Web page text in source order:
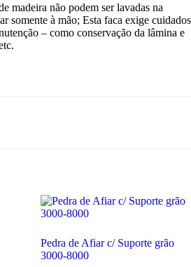
madeira não podem ser lavadas na
somente à mão; Esta faca exige cuidados
– como conservação da lâmina e
Pedra de Afiar c/ Suporte grão
3000-8000